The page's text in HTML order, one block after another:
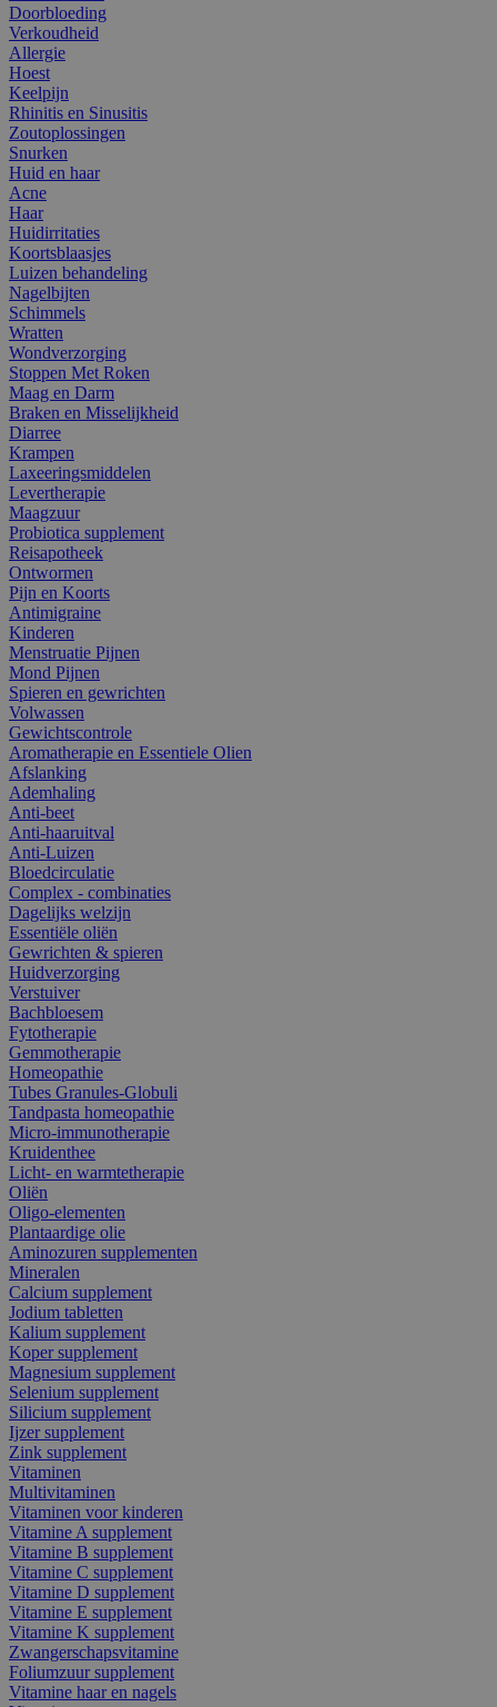
Doorbloeding
Verkoudheid
Allergie
Hoest
Keelpijn
Rhinitis en Sinusitis
Zoutoplossingen
Snurken
Huid en haar
Acne
Haar
Huidirritaties
Koortsblaasjes
Luizen behandeling
Nagelbijten
Schimmels
Wratten
Wondverzorging
Stoppen Met Roken
Maag en Darm
Braken en Misselijkheid
Diarree
Krampen
Laxeeringsmiddelen
Levertherapie
Maagzuur
Probiotica supplement
Reisapotheek
Ontwormen
Pijn en Koorts
Antimigraine
Kinderen
Menstruatie Pijnen
Mond Pijnen
Spieren en gewrichten
Volwassen
Gewichtscontrole
Aromatherapie en Essentiele Olien
Afslanking
Ademhaling
Anti-beet
Anti-haaruitval
Anti-Luizen
Bloedcirculatie
Complex - combinaties
Dagelijks welzijn
Essentiële oliën
Gewrichten & spieren
Huidverzorging
Verstuiver
Bachbloesem
Fytotherapie
Gemmotherapie
Homeopathie
Tubes Granules-Globuli
Tandpasta homeopathie
Micro-immunotherapie
Kruidenthee
Licht- en warmtetherapie
Oliën
Oligo-elementen
Plantaardige olie
Aminozuren supplementen
Mineralen
Calcium supplement
Jodium tabletten
Kalium supplement
Koper supplement
Magnesium supplement
Selenium supplement
Silicium supplement
Ijzer supplement
Zink supplement
Vitaminen
Multivitaminen
Vitaminen voor kinderen
Vitamine A supplement
Vitamine B supplement
Vitamine C supplement
Vitamine D supplement
Vitamine E supplement
Vitamine K supplement
Zwangerschapsvitamine
Foliumzuur supplement
Vitamine haar en nagels